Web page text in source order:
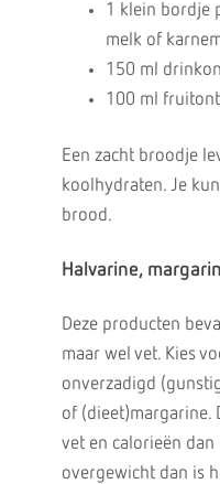
1 klein bordje
melk of
150 ml
100 ml
Een zacht broodje
koolhydraten. Je
brood.
Halvarine,
Deze producten
maar wel vet. Kies
onverzadigd
of (dieet)margarine.
vet en calorieën
overgewicht dan is